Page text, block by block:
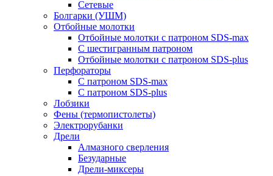
Сетевые
Болгарки (УШМ)
Отбойные молотки
Отбойные молотки с патроном SDS-max
С шестигранным патроном
Отбойные молотки с патроном SDS-plus
Перфораторы
С патроном SDS-max
С патроном SDS-plus
Лобзики
Фены (термопистолеты)
Электрорубанки
Дрели
Алмазного сверления
Безударные
Дрели-миксеры